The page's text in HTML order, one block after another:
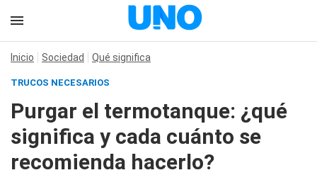
Inicio Sociedad Qué significa
TRUCOS NECESARIOS
Purgar el termotanque: ¿qué
significa y cada cuánto se
recomienda hacerlo?